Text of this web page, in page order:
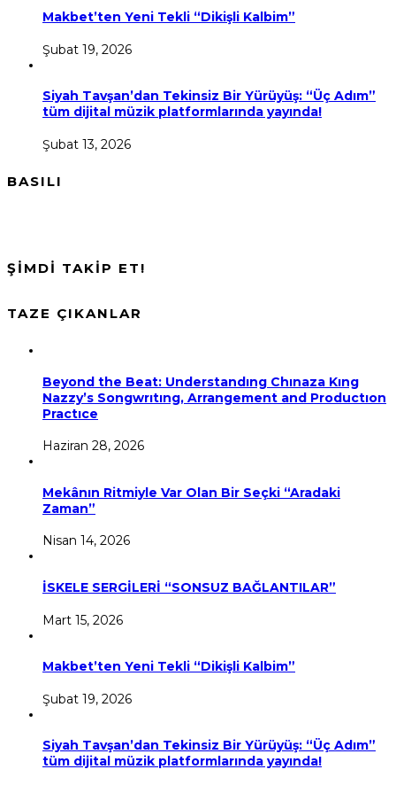
Makbet’ten Yeni Tekli “Dikişli Kalbim”
Şubat 19, 2026
Siyah Tavşan’dan Tekinsiz Bir Yürüyüş: “Üç Adım”
tüm dijital müzik platformlarında yayında!
Şubat 13, 2026
BASILI
ŞİMDİ TAKİP ET!
TAZE ÇIKANLAR
Beyond the Beat: Understandıng Chınaza Kıng
Nazzy’s Songwrıtıng, Arrangement and Productıon
Practıce
Haziran 28, 2026
Mekânın Ritmiyle Var Olan Bir Seçki “Aradaki
Zaman”
Nisan 14, 2026
İSKELE SERGİLERİ “SONSUZ BAĞLANTILAR”
Mart 15, 2026
Makbet’ten Yeni Tekli “Dikişli Kalbim”
Şubat 19, 2026
Siyah Tavşan’dan Tekinsiz Bir Yürüyüş: “Üç Adım”
tüm dijital müzik platformlarında yayında!